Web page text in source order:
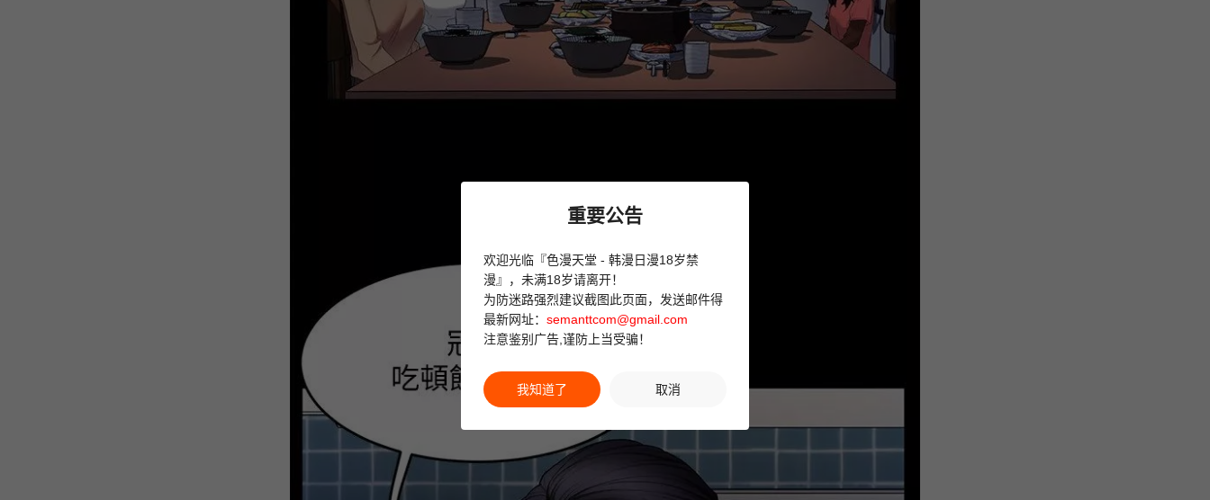
重要公告
欢迎光临『色漫天堂 - 韩漫日漫18岁禁
漫』，未满18岁请离开！
为防迷路强烈建议截图此页面，发送邮件得
最新网址： semanttcom@gmail.com
注意鉴别广告,谨防上当受骗！
我知道了 取消